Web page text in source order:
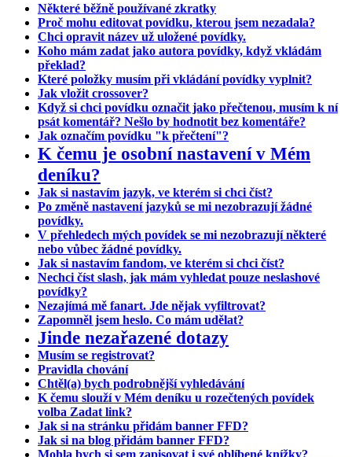
Některé běžně používané zkratky
Proč mohu editovat povídku, kterou jsem nezadala?
Chci opravit název už uložené povídky.
Koho mám zadat jako autora povídky, když vkládám
překlad?
Které položky musím při vkládání povídky vyplnit?
Jak vložit crossover?
Když si chci povídku označit jako přečtenou, musím k ní
psát komentář? Nešlo by hodnotit bez komentáře?
Jak označím povídku "k přečtení"?
K čemu je osobní nastavení v Mém
deníku?
Jak si nastavím jazyk, ve kterém si chci číst?
Po změně nastavení jazyků se mi nezobrazují žádné
povídky.
V přehledech mých povídek se mi nezobrazují některé
nebo vůbec žádné povídky.
Jak si nastavím fandom, ve kterém si chci číst?
Nechci číst slash, jak mám vyhledat pouze neslashové
povídky?
Nezajímá mě fanart. Jde nějak vyfiltrovat?
Zapomněl jsem heslo. Co mám udělat?
Jinde nezařazené dotazy
Musím se registrovat?
Pravidla chování
Chtěl(a) bych podrobnější vyhledávání
K čemu slouží v Mém deníku u rozečtených povídek
volba Zadat link?
Jak si na stránku přidám banner FFD?
Jak si na blog přidám banner FFD?
Mohla bych si sem zapisovat i své oblíbené knížky?